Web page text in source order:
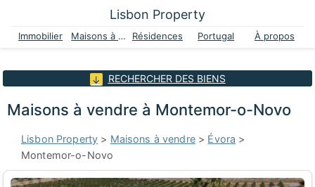
Lisbon Property
Immobilier Maisons à vendre Résidences Portugal À propos
RECHERCHER DES BIENS
Maisons à vendre à Montemor-o-Novo
Lisbon Property > Maisons à vendre> Évora >
Montemor-o-Novo